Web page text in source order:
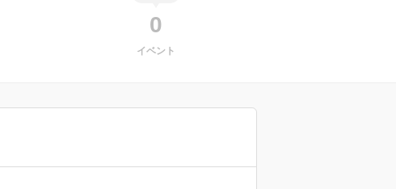
0
イベント